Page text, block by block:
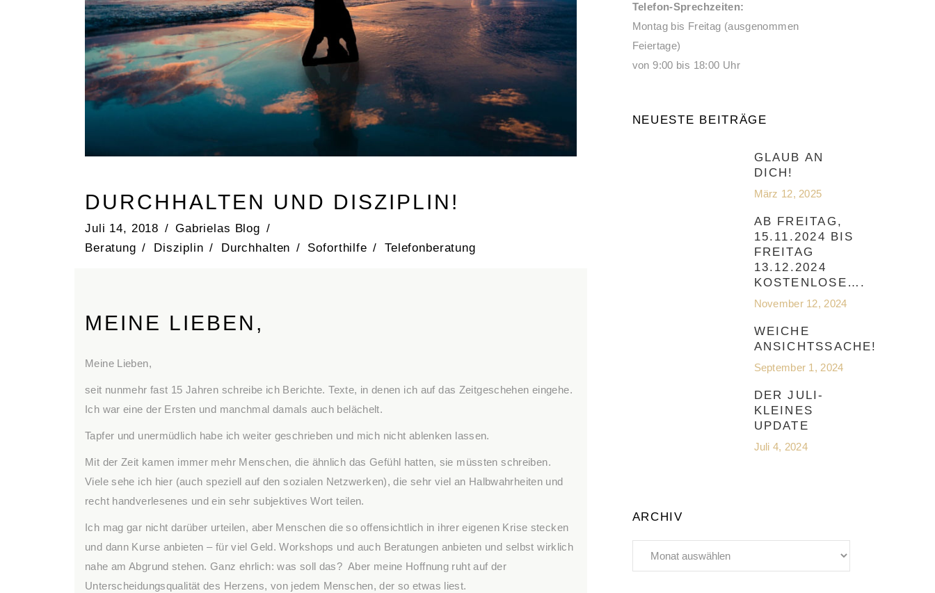
DURCHHALTEN UND DISZIPLIN!
Juli 14, 2018
Gabrielas Blog
Beratung / Disziplin / Durchhalten / Soforthilfe / Telefonberatung
MEINE LIEBEN,
Meine Lieben,
seit nunmehr fast 15 Jahren schreibe ich Berichte. Texte, in denen ich auf das Zeitgeschehen eingehe.
Ich war eine der Ersten und manchmal damals auch belächelt.
Tapfer und unermüdlich habe ich weiter geschrieben und mich nicht ablenken lassen.
Mit der Zeit kamen immer mehr Menschen, die ähnlich das Gefühl hatten, sie müssten schreiben.
Viele sehe ich hier (auch speziell auf den sozialen Netzwerken), die sehr viel an Halbwahrheiten und
recht handverlesenes und ein sehr subjektives Wort teilen.
Ich mag gar nicht darüber urteilen, aber Menschen die so offensichtlich in ihrer eigenen Krise stecken
und dann Kurse anbieten – für viel Geld. Workshops und auch Beratungen anbieten und selbst wirklich
nahe am Abgrund stehen. Ganz ehrlich: was soll das? Aber meine Hoffnung ruht auf der
Unterscheidungsqualität des Herzens, von jedem Menschen, der so etwas liest.
Telefon-Sprechzeiten:
Montag bis Freitag (ausgenommen
Feiertage)
von 9:00 bis 18:00 Uhr
NEUESTE BEITRÄGE
GLAUB AN
DICH!
März 12, 2025
AB FREITAG,
15.11.2024 BIS
FREITAG
13.12.2024
KOSTENLOSE….
November 12, 2024
WEICHE
ANSICHTSSACHE!
September 1, 2024
DER JULI-
KLEINES
UPDATE
Juli 4, 2024
ARCHIV
Archiv